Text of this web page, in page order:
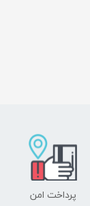
پرداخت امن